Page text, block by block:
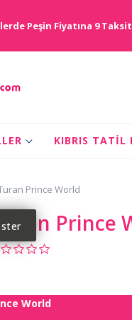
Peşin Fiyatına 9 Taksit
KIBRIS TATIL
Prince World
Prince